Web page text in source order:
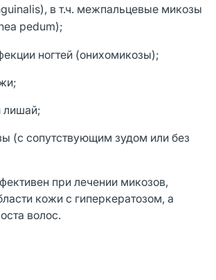
в т.ч. межпальцевые микозы
pedum);
ногтей (онихомикозы);
лишай;
(с сопутствующим зудом или без
при лечении микозов,
кожи с гиперкератозом, а
волос.